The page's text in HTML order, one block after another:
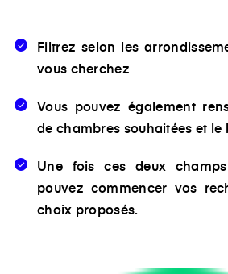
Filtrez selon les
vous cherchez
Vous pouvez également
de chambres souhaitées et le
Une fois ces deux
pouvez commencer vos
choix proposés.